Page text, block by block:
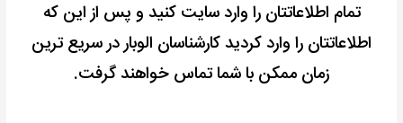
تمام اطلاعاتتان را وارد سایت کنید و پس از این که
اطلاعاتتان را وارد کردید کارشناسان الوبار در سریع ترین
زمان ممکن با شما تماس خواهند گرفت.